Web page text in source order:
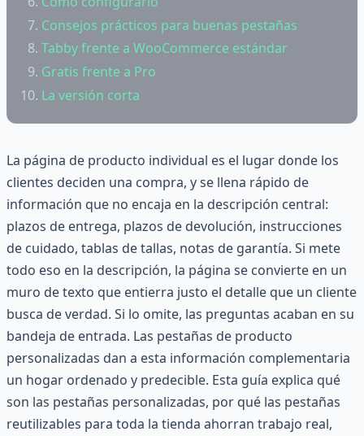
Consejos prácticos para buenas pestañas
Tabby frente a WooCommerce estándar
Gratis frente a Pro
La versión corta
La página de producto individual es el lugar donde los
clientes deciden una compra, y se llena rápido de
información que no encaja en la descripción central:
plazos de entrega, plazos de devolución, instrucciones
de cuidado, tablas de tallas, notas de garantía. Si mete
todo eso en la descripción, la página se convierte en un
muro de texto que entierra justo el detalle que un cliente
busca de verdad. Si lo omite, las preguntas acaban en su
bandeja de entrada. Las pestañas de producto
personalizadas dan a esta información complementaria
un hogar ordenado y predecible. Esta guía explica qué
son las pestañas personalizadas, por qué las pestañas
reutilizables para toda la tienda ahorran trabajo real,